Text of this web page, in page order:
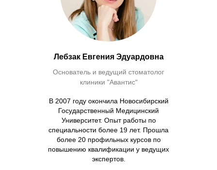
Лебзак Евгения Эдуардовна
Основатель и ведущий стоматолог
клиники "Авантис"
В 2007 году окончила Новосибирский
Государственный Медицинский
Университет. Опыт работы по
специальности более 19 лет. Прошла
более 20 профильных курсов по
повышению квалификации у ведущих
экспертов.